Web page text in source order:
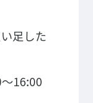
足した
16:00